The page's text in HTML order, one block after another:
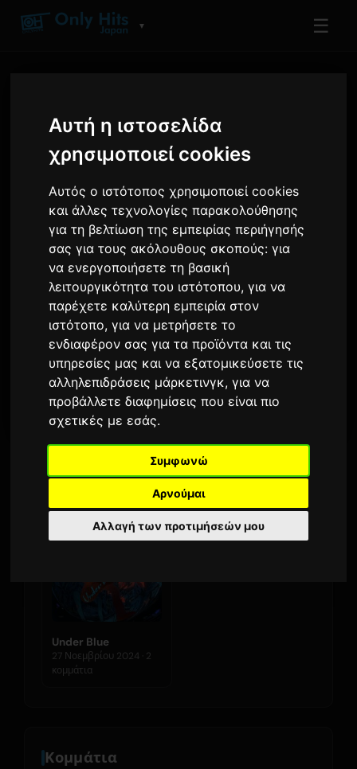
Αυτή η ιστοσελίδα
χρησιμοποιεί cookies
Αυτός ο ιστότοπος χρησιμοποιεί cookies
και άλλες τεχνολογίες παρακολούθησης
για τη βελτίωση της εμπειρίας περιήγησής
σας για τους ακόλουθους σκοπούς:για
να ενεργοποιήσετε τη βασική
λειτουργικότητα του ιστότοπου,για να
παρέχετε καλύτερη εμπειρία στον
ιστότοπο,για να μετρήσετε το
ενδιαφέρον σας για τα προϊόντα και τις
υπηρεσίες μας και να εξατομικεύσετε τις
αλληλεπιδράσεις μάρκετινγκ,για να
προβάλλετε διαφημίσεις που είναι πιο
σχετικές με εσάς.
Συμφωνώ
Αρνούμαι
Αλλαγή των προτιμήσεών μου
▼ ☰
ΚΑΛΛΙΤΈΧΝΗΣ
Eve
Κομμάτια και άλμπουμ που παίζονται στο
Only Hits
12
ΚΟΜΜΆΤΙΑ
1
ΆΛΜΠΟΥΜ
152
ΑΚΡΟΆΣΕΙΣ · 90 ΗΜ.
26 Ιουνίου 2026
ΤΕΛΕΥΤΑΊΑ ΚΥΚΛΟΦΟΡΊΑ
Άλμπουμ
Under Blue
27 Νοεμβρίου 2024 · 2
κομμάτια
Κομμάτια